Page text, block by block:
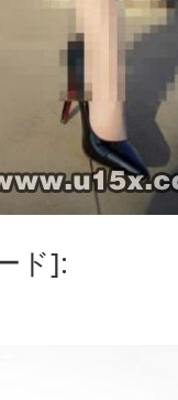
ド]: